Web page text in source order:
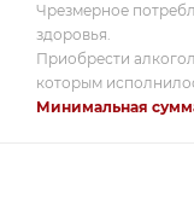
Чрезмерное
здоровья.
Приобрести
которым
Минимальная